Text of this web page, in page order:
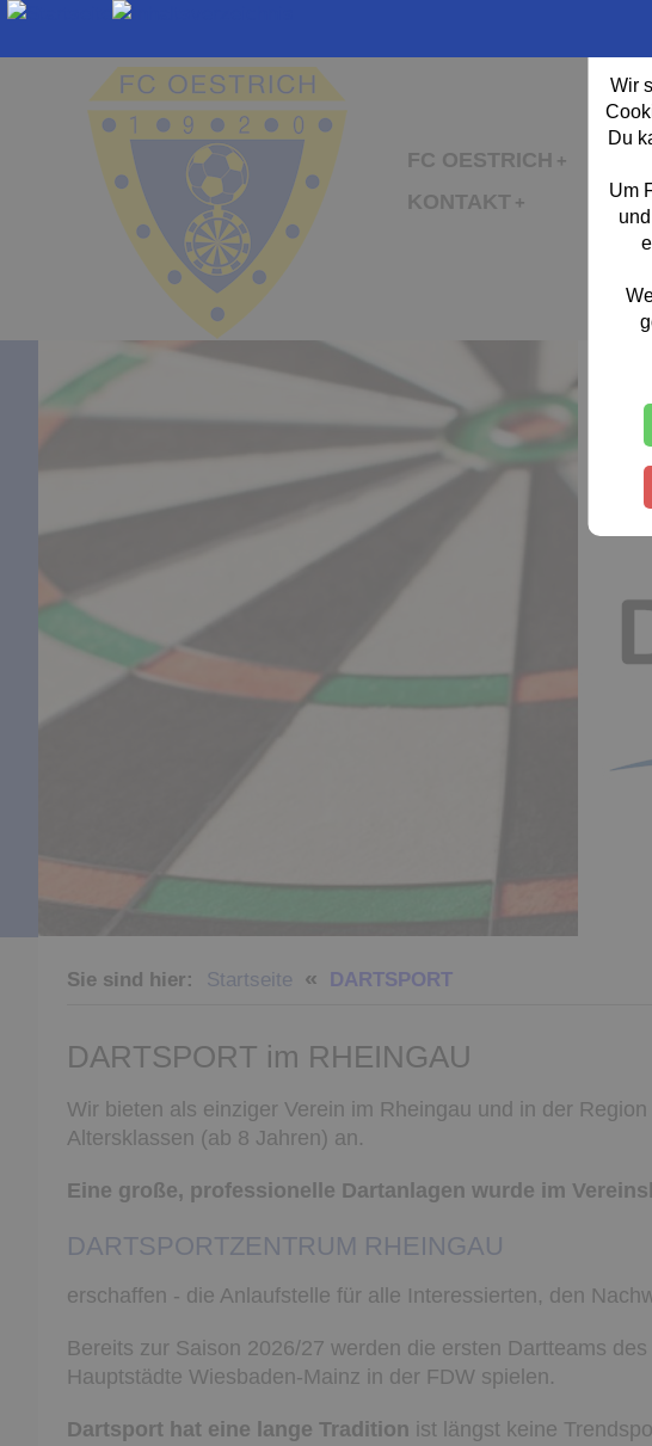
FC OESTRICH
KONTAKT
Sie sind hier: Startseite « DARTSPORT
DARTSPORT im RHEINGAU
Wir bieten als einziger Verein im Rheingau und in der
Altersklassen (ab 8 Jahren) an.
Eine große, professionelle Dartanlagen wurde im
DARTSPORTZENTRUM RHEINGAU
erschaffen - die Anlaufstelle für alle Interessierten, den
Bereits zur Saison 2026/27 werden die ersten Dartteams
Hauptstädte Wiesbaden-Mainz in der FDW spielen.
Dartsport hat eine lange Tradition ist längst keine
Wir
Du
Um